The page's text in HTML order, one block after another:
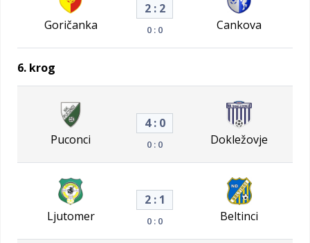
Goričanka
2 : 2
0 : 0 Cankova
6. krog
Puconci
4 : 0
0 : 0 Dokležovje
Ljutomer
2 : 1
0 : 0 Beltinci